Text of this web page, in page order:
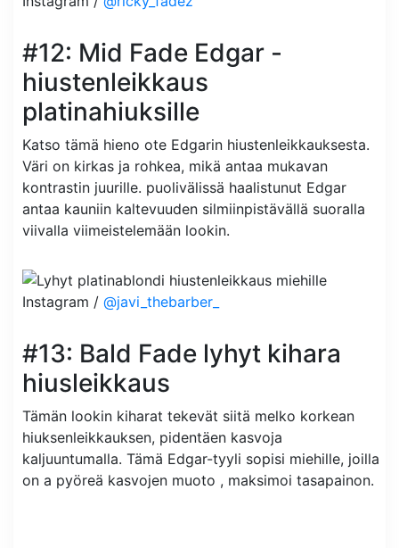
#12: Mid Fade Edgar -
hiustenleikkaus
platinahiuksille
Katso tämä hieno ote Edgarin hiustenleikkauksesta.
Väri on kirkas ja rohkea, mikä antaa mukavan
kontrastin juurille. puolivälissä haalistunut Edgar
antaa kauniin kaltevuuden silmiinpistävällä suoralla
viivalla viimeistelemään lookin.
Instagram / @javi_thebarber_
#13: Bald Fade lyhyt kihara
hiusleikkaus
Tämän lookin kiharat tekevät siitä melko korkean
hiuksenleikkauksen, pidentäen kasvoja
kaljuuntumalla. Tämä Edgar-tyyli sopisi miehille, joilla
on a pyöreä kasvojen muoto , maksimoi tasapainon.